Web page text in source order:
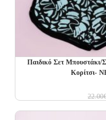
Παιδικό Σετ Μπουστάκι/
Κορίτσι-
22.00